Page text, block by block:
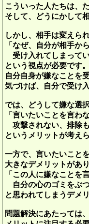
こういった人たちは、
そして、どうにかして
しかし、相手は変えら
「なぜ、自分が相手か
受け入れてしまって
という視点が必要です
自分自身が嫌なことを
気づけば、自分で受け
では、どうして嫌な選
「言いたいことを言わ
攻撃されない、排除
というメリットが考え
一方で、言いたいこと
大きなデメリットがあ
「この人に嫌なことを
自分の心のゴミをぶ
と思われてしまうデメ
問題解決にあたっては